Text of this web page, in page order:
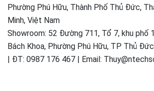
Phường Phú Hữu, Thành Phố Thủ Đức,
Minh, Việt Nam
Showroom: 52 Đường 711, Tổ 7, khu phố
Bách Khoa, Phường Phú Hữu, TP Thủ
| ĐT: 0987 176 467 | Email: